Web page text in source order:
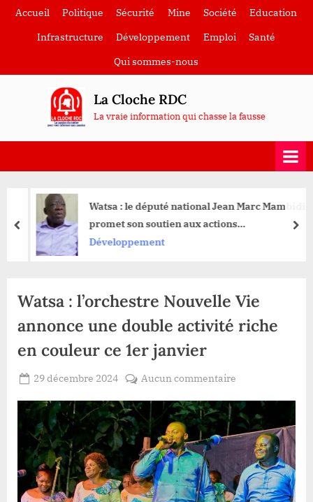
SkipAccueil Politique Sécurité Mine Société
Education
Infrastructure
Développement Emploi
Santé
Qui sommes-nous
La Cloche RDC
La vraie information qui chasse la fausse
Watsa : le député national Jean Marc Mambidi
promet son soutien aux actions
d’ADJUMEDPHARM à Kokiza
Développement
prev
Watsa : l’orchestre Nouvelle Vie
annonce une double activité riche
en couleur ce 1er janvier
Posted
29 décembre 2024
VYAVU
Aucun commentaire
:
l’orchestre
Nouvelle
Vie
annonce
une